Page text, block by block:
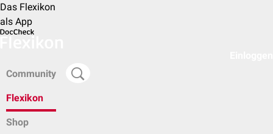
Das Flexikon
als App
Community
Flexikon
Shop